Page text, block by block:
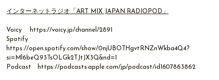
インターネットラジオ「ART MIX JAPAN RADIOPOD」
Voicy
https://voicy.jp/channel/2891
Spotify
https://open.spotify.com/show/0njUBOTHgvtRNZnWkba4Q4?
si=Ml6beQ93TsOLGk2TJtJX3Q&nd=1
Podcast
https://podcasts.apple.com/jp/podcast/id1607863862